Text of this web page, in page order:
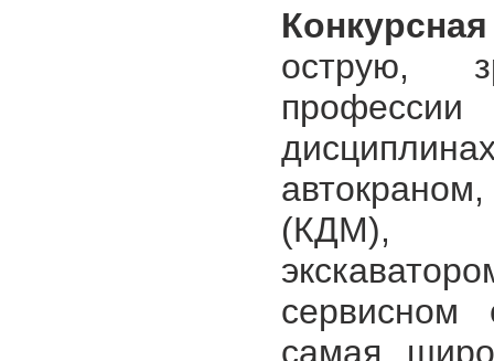
острую,
(КДМ),
сервисном
самая